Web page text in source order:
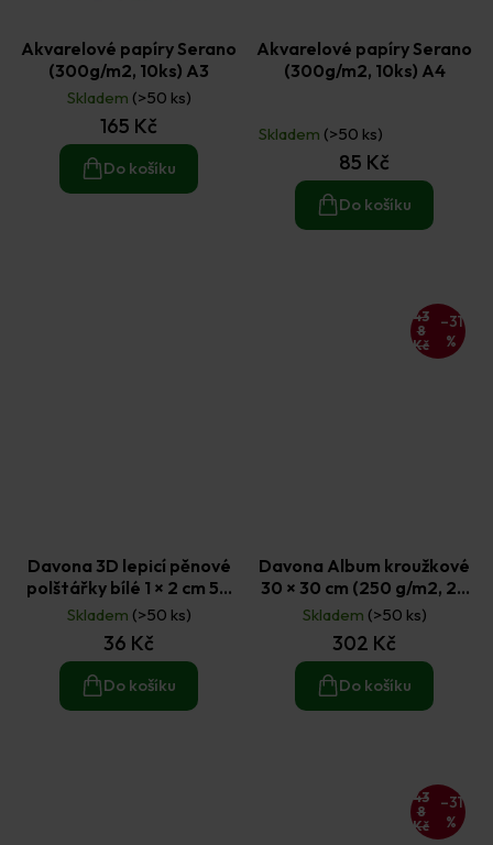
Akvarelové papíry Serano
(300g/m2, 10ks) A3
Skladem (>50 ks)
165 Kč
Do košíku
Akvarelové papíry Serano
(300g/m2, 10ks) A4
hodnocení
produktu
Skladem (>50 ks)
85 Kč
Do košíku
Davona 3D lepicí pěnové
polštářky bílé 1 × 2 cm 50
ks
Skladem (>50 ks)
36 Kč
Do košíku
43
8
Kč
–31
%
Davona Album kroužkové
30 × 30 cm (250 g/m2, 20
listů) - bílé
Skladem (>50 ks)
302 Kč
Do košíku
43
8
Kč
–31
%